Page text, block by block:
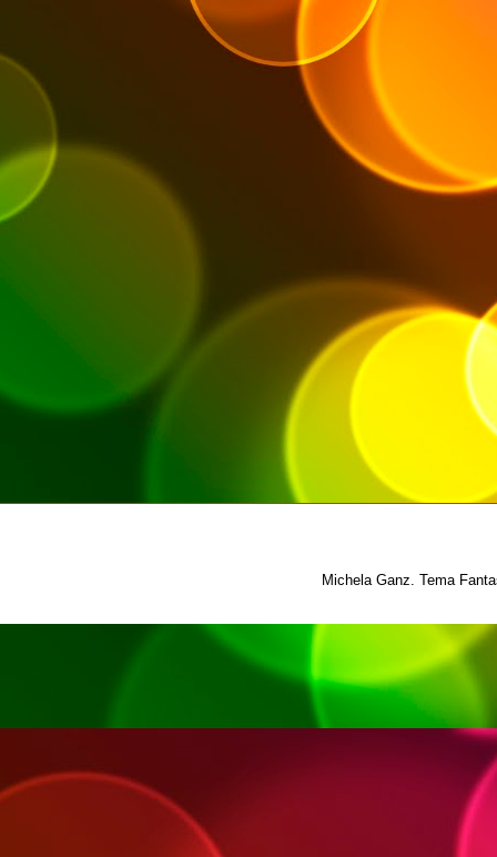
Michela Ganz. Tema